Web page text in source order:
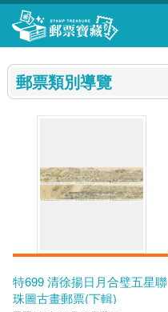
跳到主要內容區塊
郵票類別導覽
特699 清徐揚日月合璧五星聯
珠圖古畫郵票(下輯)